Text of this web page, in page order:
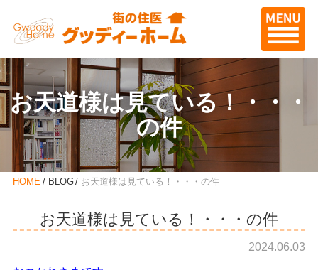
お天道様は見ている！・・・
の件
HOME BLOG お天道様は見ている！・・・の件
お天道様は見ている！・・・の件
2024.06.03